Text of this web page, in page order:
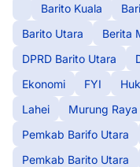
Barito Kuala
Barito Utara
Berita
DPRD Barito Utara
Ekonomi
FYI
Lahei
Murung Raya
Pemkab Barifo Utara
Pemkab Barito Utara